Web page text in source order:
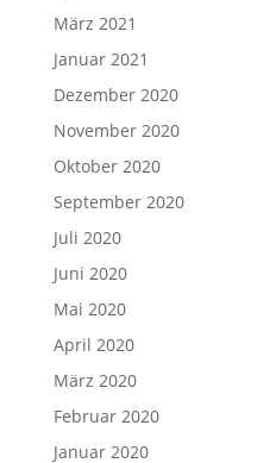
März 2021
Januar 2021
Dezember 2020
November 2020
Oktober 2020
September 2020
Juli 2020
Juni 2020
Mai 2020
April 2020
März 2020
Februar 2020
Januar 2020